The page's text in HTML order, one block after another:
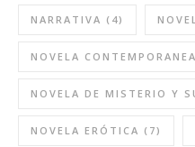
NARRATIVA (4)
NOVELA CONTEMPORANEA
NOVELA DE MISTERIO Y
NOVELA ERÓTICA (7)